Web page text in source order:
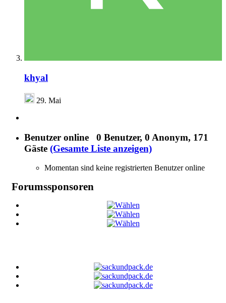
khyal
29. Mai
Benutzer online 0 Benutzer, 0 Anonym, 171
Gäste (Gesamte Liste anzeigen)
Momentan sind keine registrierten Benutzer online
Forumssponsoren